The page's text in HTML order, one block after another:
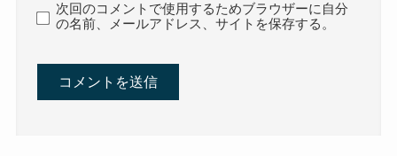
次回のコメントで使用するためブラウザーに自分
の名前、メールアドレス、サイトを保存する。